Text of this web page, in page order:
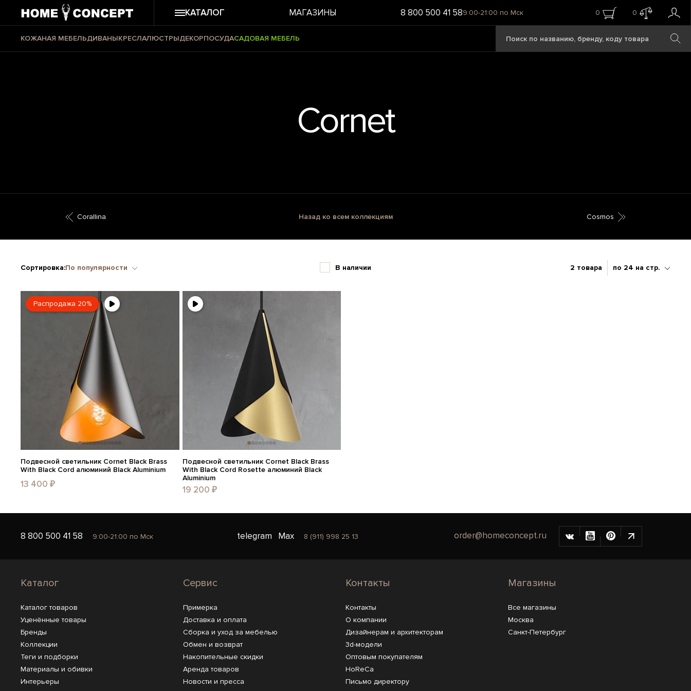
КАТАЛОГ МАГАЗИНЫ 8 800 500 41 589:00-21:00 по Мск 0 0
КОЖАНАЯ МЕБЕЛЬДИВАНЫКРЕСЛАЛЮСТРЫДЕКОРПОСУДАСАДОВАЯ МЕБЕЛЬ
Cornet
Corallina Назад ко всем коллекциям Cosmos
Сортировка:По популярности В наличии 2 товара по 24 на стр.
Распродажа 20%
Подвесной светильник Cornet Black Brass
With Black Cord алюминий Black Aluminium
13 400 ₽
Подвесной светильник Cornet Black Brass
With Black Cord Rosette алюминий Black
Aluminium
19 200 ₽
8 800 500 41 58 9:00-21:00 по Мск telegram Max 8 (911) 998 25 13 order@homeconcept.ru
Каталог
Каталог товаров
Уценённые товары
Бренды
Коллекции
Теги и подборки
Материалы и обивки
Интерьеры
Сервис
Примерка
Доставка и оплата
Сборка и уход за мебелью
Обмен и возврат
Накопительные скидки
Аренда товаров
Новости и пресса
Контакты
Контакты
О компании
Дизайнерам и архитекторам
3d-модели
Оптовым покупателям
HoReCa
Письмо директору
Магазины
Все магазины
Москва
Санкт-Петербург